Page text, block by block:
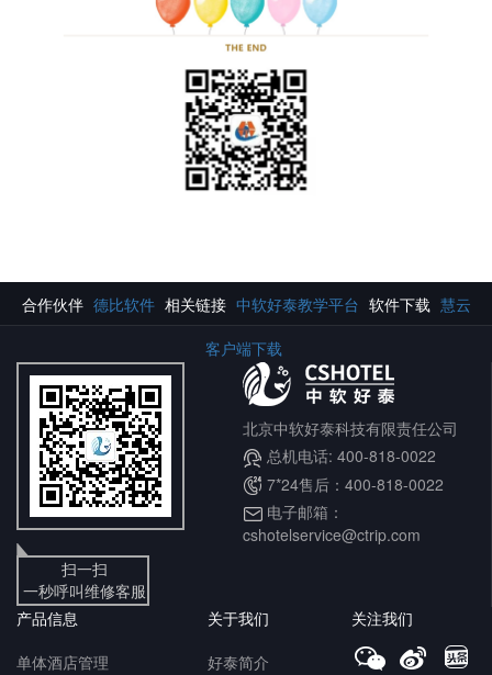
合作伙伴 德比软件 相关链接 中软好泰教学平台 软件下载 慧云
客户端下载
扫一扫
一秒呼叫维修客服
北京中软好泰科技有限责任公司
总机电话: 400-818-0022
7*24售后：400-818-0022
电子邮箱：
cshotelservice@ctrip.com
产品信息
单体酒店管理
关于我们
好泰简介
关注我们